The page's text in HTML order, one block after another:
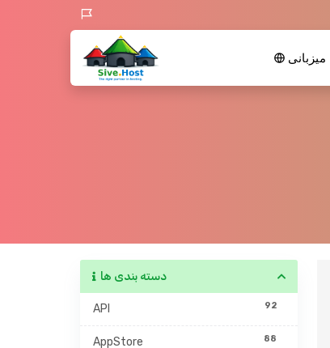
میزبانی
دسته بندی ها
92
API
88
AppStore